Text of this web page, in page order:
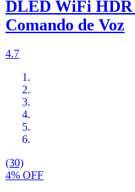
DLED WiFi
Comando de Voz
4.7
(30)
4% OFF